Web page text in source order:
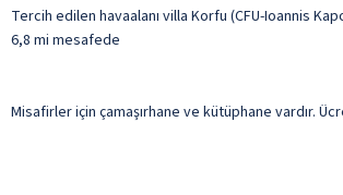
Tercih edilen havaalanı villa Korfu (CFU-Ioannis
6,8 mi mesafede
Misafirler için çamaşırhane ve kütüphane vardır.